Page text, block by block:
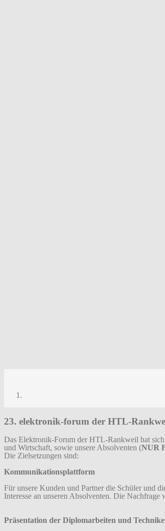
23. elektronik-forum der HTL-
Das Elektronik-Forum der HTL-Rankweil hat
und Wirtschaft, sowie unsere Absolventen (NUR
Die Zielsetzungen sind:
Kommunikationsplattform
Für unsere Kunden und Partner die Schüler und
Interesse an unseren Absolventen. Die Nachfrage
Präsentation der Diplomarbeiten und